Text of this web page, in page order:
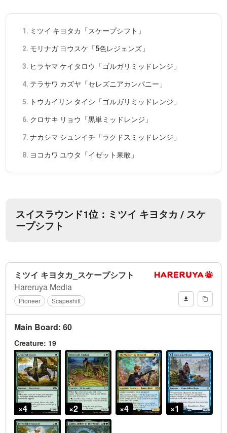
ミツイ キヨタカ「スケープシフト」
モリナガ ヨウスケ「5色レジェンズ」
ヒラヤマ ケイタロウ「ゴルガリミッドレンジ」
テラサワ カズヤ「セレズニアカンパニー」
トウカイリン タイシ「ゴルガリミッドレンジ」
クロサキ リョウ「黒単ミッドレンジ」
ナカシマ シュンイチ「ラクドスミッドレンジ」
ヨコカワ ユウタ「イゼット果敢」
スイスラウンド1位：ミツイ キヨタカ / スケ
ープシフト